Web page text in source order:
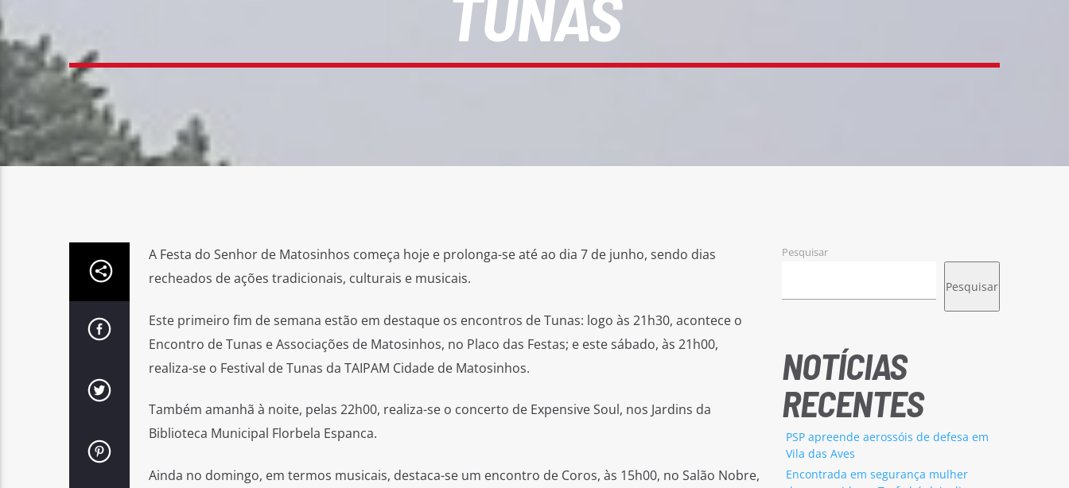
A Festa do Senhor de Matosinhos começa hoje e prolonga-se até ao dia 7 de junho, sendo dias
recheados de ações tradicionais, culturais e musicais.
Este primeiro fim de semana estão em destaque os encontros de Tunas: logo às 21h30, acontece o
Encontro de Tunas e Associações de Matosinhos, no Placo das Festas; e este sábado, às 21h00,
realiza-se o Festival de Tunas da TAIPAM Cidade de Matosinhos.
Também amanhã à noite, pelas 22h00, realiza-se o concerto de Expensive Soul, nos Jardins da
Biblioteca Municipal Florbela Espanca.
Ainda no domingo, em termos musicais, destaca-se um encontro de Coros, às 15h00, no Salão Nobre,
Pesquisar
Pesquisar
NOTÍCIAS
RECENTES
PSP apreende aerossóis de defesa em
Vila das Aves
Encontrada em segurança mulher